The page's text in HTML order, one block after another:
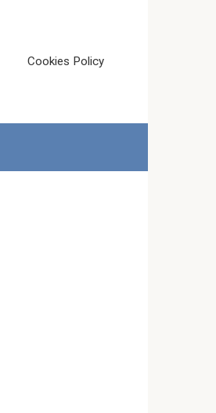
Cookies Policy